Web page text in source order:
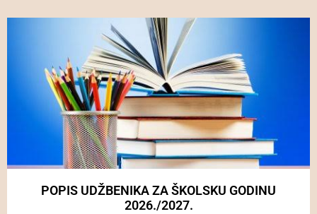
POPIS UDŽBENIKA ZA ŠKOLSKU GODINU
2026./2027.